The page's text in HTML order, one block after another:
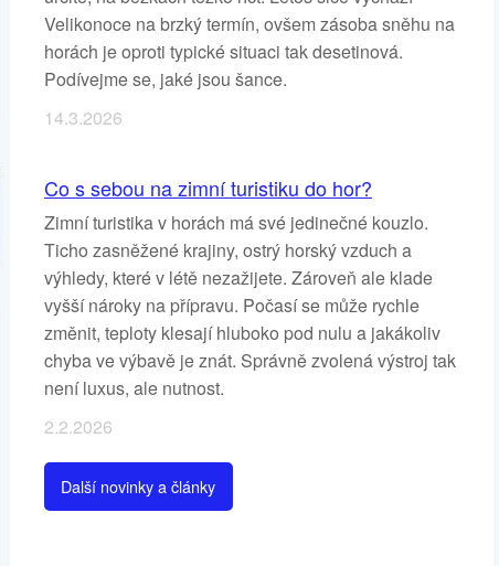
Velikonoce na brzký termín, ovšem zásoba sněhu na
horách je oproti typické situaci tak desetinová.
Podívejme se, jaké jsou šance.
14.3.2026
Co s sebou na zimní turistiku do hor?
Zimní turistika v horách má své jedinečné kouzlo.
Ticho zasněžené krajiny, ostrý horský vzduch a
výhledy, které v létě nezažijete. Zároveň ale klade
vyšší nároky na přípravu. Počasí se může rychle
změnit, teploty klesají hluboko pod nulu a jakákoliv
chyba ve výbavě je znát. Správně zvolená výstroj tak
není luxus, ale nutnost.
2.2.2026
Další novinky a články